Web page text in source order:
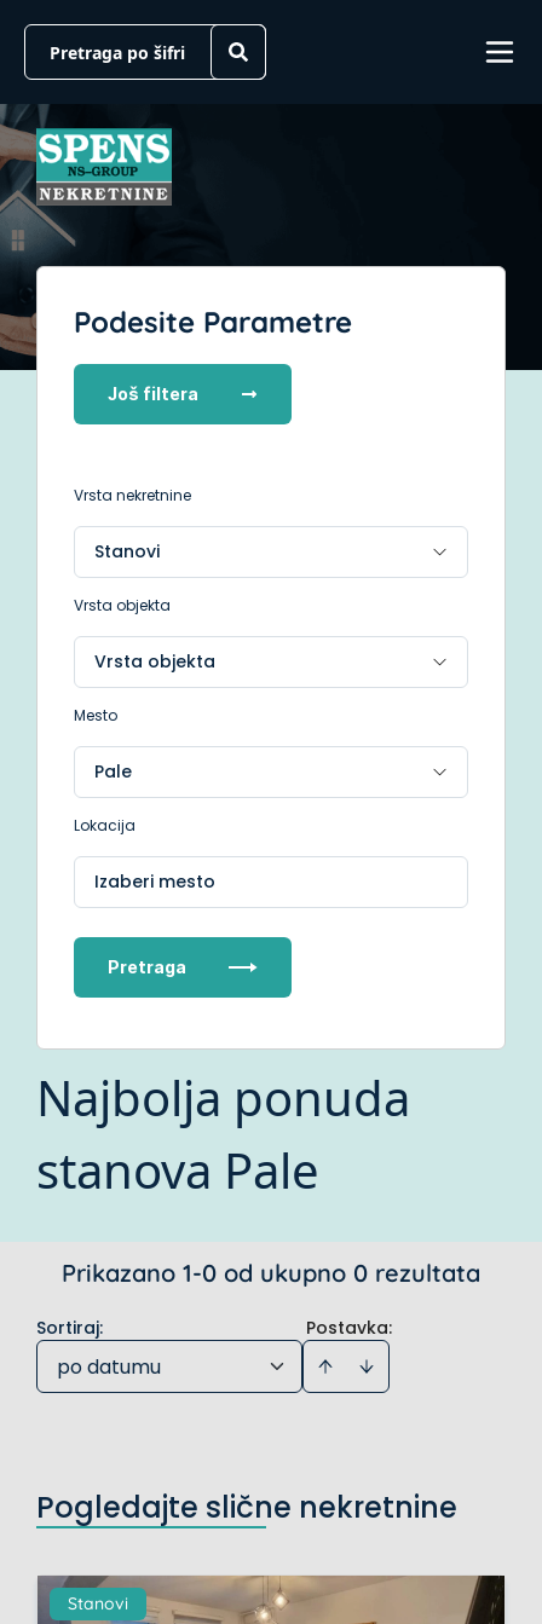
Podesite Parametre
Još filtera
Vrsta nekretnine
Vrsta objekta
Mesto
Lokacija
Izaberi mesto
Pretraga
Najbolja ponuda
stanova Pale
Prikazano 1-0 od ukupno 0 rezultata
Postavka:
Sortiraj:
po datumu
Pogledajte slične nekretnine
Stanovi